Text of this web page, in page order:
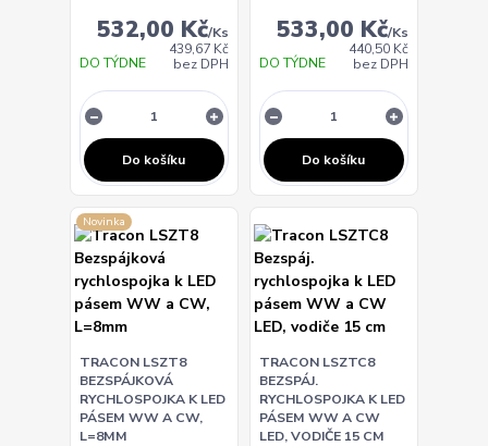
532,00 Kč/Ks
439,67 Kč
bez DPH
DO TÝDNE
Do košíku
533,00 Kč/Ks
440,50 Kč
bez DPH
DO TÝDNE
Do košíku
Novinka
TRACON LSZT8
BEZSPÁJKOVÁ
RYCHLOSPOJKA K LED
PÁSEM WW A CW,
L=8MM
TRACON LSZTC8
BEZSPÁJ.
RYCHLOSPOJKA K LED
PÁSEM WW A CW
LED, VODIČE 15 CM